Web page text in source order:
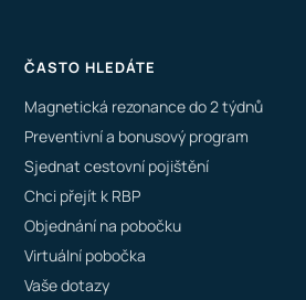
ČASTO HLEDÁTE
Magnetická rezonance do 2 týdnů
Preventivní a bonusový program
Sjednat cestovní pojištění
Chci přejít k RBP
Objednání na pobočku
Virtuální pobočka
Vaše dotazy